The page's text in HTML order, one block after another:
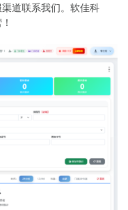
道联系我们。软佳科